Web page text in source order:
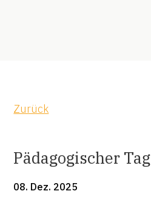
Zurück
Pädagogischer Tag
08. Dez. 2025